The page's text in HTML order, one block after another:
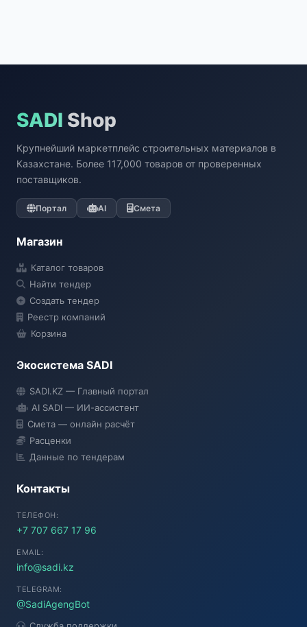
SADI Shop
Крупнейший маркетплейс строительных материалов в
Казахстане. Более 117,000 товаров от проверенных
поставщиков.
Портал AI Смета
Магазин
Каталог товаров
Найти тендер
Создать тендер
Реестр компаний
Корзина
Экосистема SADI
SADI.KZ — Главный портал
AI SADI — ИИ-ассистент
Смета — онлайн расчёт
Расценки
Данные по тендерам
Контакты
ТЕЛЕФОН:
+7 707 667 17 96
EMAIL:
info@sadi.kz
TELEGRAM:
@SadiAgengBot
● Подключение...